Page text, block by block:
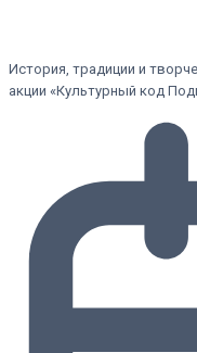
История, традиции и
акции «Культурный код